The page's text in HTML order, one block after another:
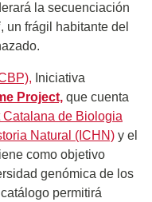
la secuenciación
, un frágil habitante del
Iniciativa
Project, que cuenta
Catalana de Biologia
Natural (ICHN) y el
como objetivo
genómica de los
permitirá